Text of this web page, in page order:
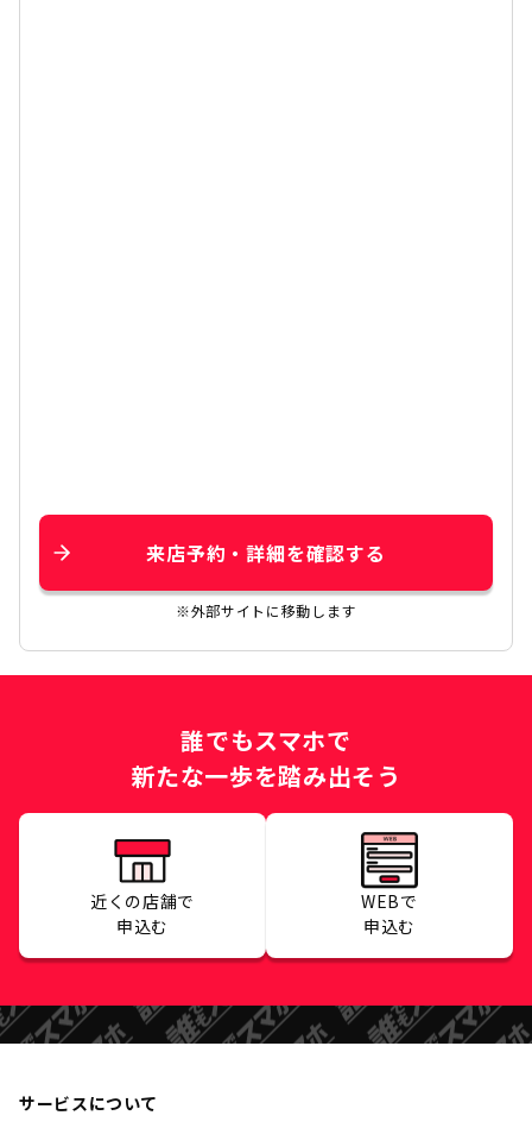
来店予約・詳細を確認する
※外部サイトに移動します
誰でもスマホで
新たな一歩を踏み出そう
近くの店舗で
申込む
WEBで
申込む
サービスについて